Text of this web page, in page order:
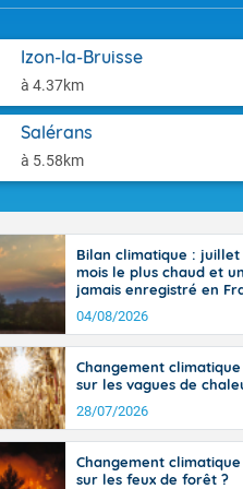
Izon-la-Bruisse
à 4.37km
Salérans
à 5.58km
Aquitaine,
Loire, l'Île-
se décale
circulent le
aux
sur
voilé sur
vers le
le ciel
donnant de
entre
en Anjou.
pointes
Bilan climatique : juillet
mois le plus chaud et
jamais enregistré en
04/08/2026
Changement
sur les vagues de
28/07/2026
Changement
sur les feux de forêt ?